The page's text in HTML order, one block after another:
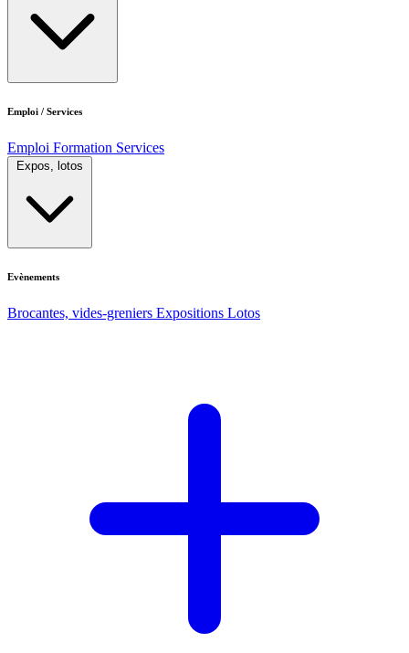
Emploi / Services
Emploi Formation Services
Expos, lotos
Evènements
Brocantes, vides-greniers Expositions Lotos